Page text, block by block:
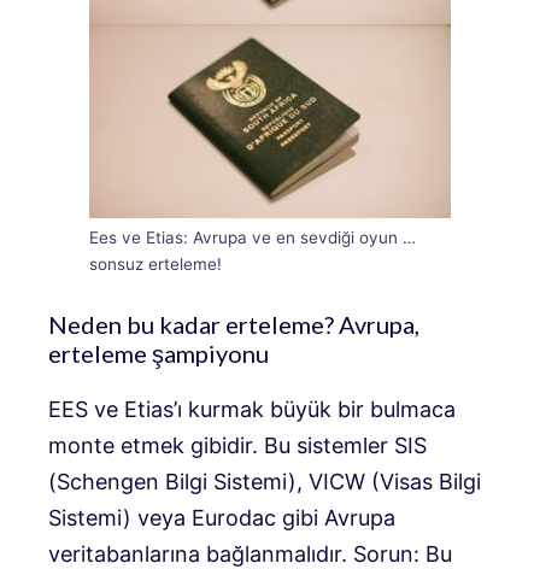
Ees ve Etias: Avrupa ve en sevdiği oyun …
sonsuz erteleme!
Neden bu kadar erteleme? Avrupa,
erteleme şampiyonu
EES ve Etias’ı kurmak büyük bir bulmaca
monte etmek gibidir. Bu sistemler SIS
(Schengen Bilgi Sistemi), VICW (Visas Bilgi
Sistemi) veya Eurodac gibi Avrupa
veritabanlarına bağlanmalıdır. Sorun: Bu